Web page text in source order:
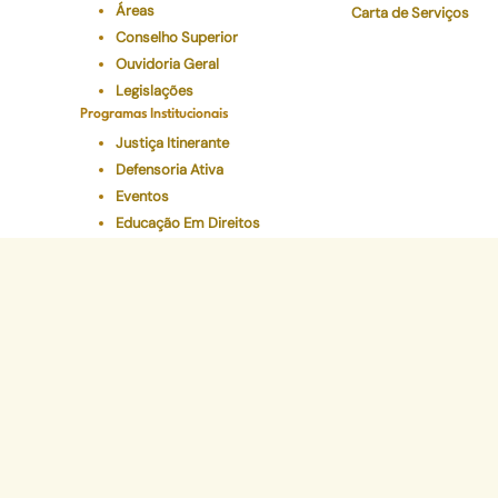
Áreas
Conselho Superior
Ouvidoria Geral
Legislações
Programas Institucionais
Justiça Itinerante
Defensoria Ativa
Eventos
Educação Em Direitos
Carta de Serviços